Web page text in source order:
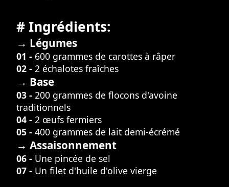
# Ingrédients:
→ Légumes
01 - 600 grammes de carottes à râper
02 - 2 échalotes fraîches
→ Base
03 - 200 grammes de flocons d'avoine
traditionnels
04 - 2 œufs fermiers
05 - 400 grammes de lait demi-écrémé
→ Assaisonnement
06 - Une pincée de sel
07 - Un filet d'huile d'olive vierge